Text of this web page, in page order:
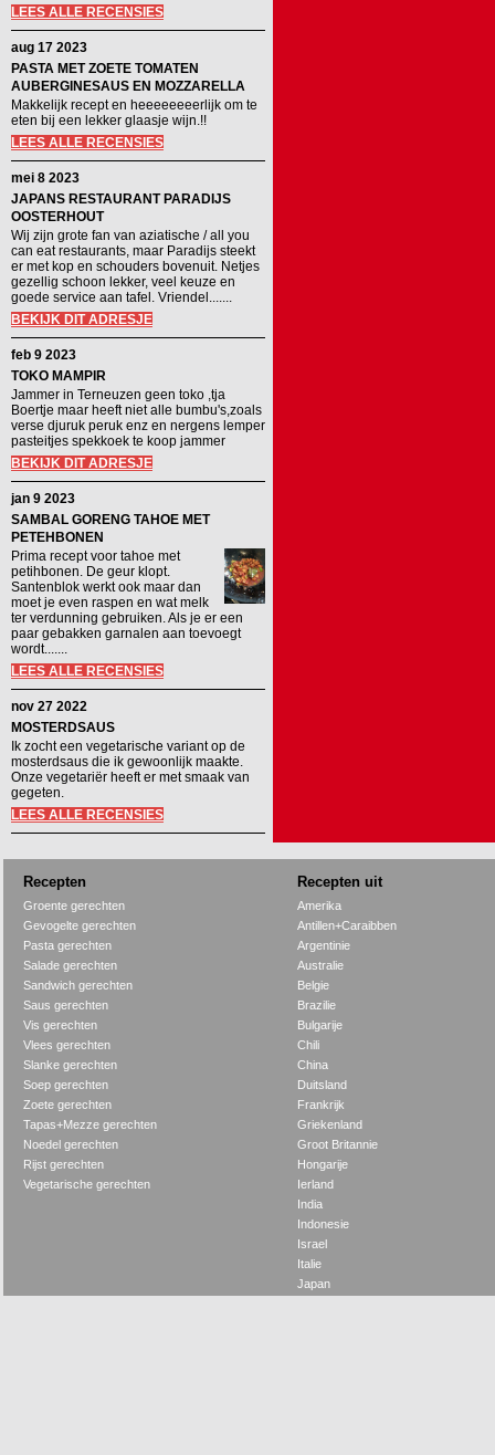
LEES ALLE RECENSIES
aug 17 2023
PASTA MET ZOETE TOMATEN
AUBERGINESAUS EN MOZZARELLA
Makkelijk recept en heeeeeeeerlijk om te
eten bij een lekker glaasje wijn.!!
LEES ALLE RECENSIES
mei 8 2023
JAPANS RESTAURANT PARADIJS
OOSTERHOUT
Wij zijn grote fan van aziatische / all you
can eat restaurants, maar Paradijs steekt
er met kop en schouders bovenuit. Netjes
gezellig schoon lekker, veel keuze en
goede service aan tafel. Vriendel.......
BEKIJK DIT ADRESJE
feb 9 2023
TOKO MAMPIR
Jammer in Terneuzen geen toko ,tja
Boertje maar heeft niet alle bumbu's,zoals
verse djuruk peruk enz en nergens lemper
pasteitjes spekkoek te koop jammer
BEKIJK DIT ADRESJE
jan 9 2023
SAMBAL GORENG TAHOE MET
PETEHBONEN
Prima recept voor tahoe met
petihbonen. De geur klopt.
Santenblok werkt ook maar dan
moet je even raspen en wat melk
ter verdunning gebruiken. Als je er een
paar gebakken garnalen aan toevoegt
wordt.......
LEES ALLE RECENSIES
nov 27 2022
MOSTERDSAUS
Ik zocht een vegetarische variant op de
mosterdsaus die ik gewoonlijk maakte.
Onze vegetariër heeft er met smaak van
gegeten.
LEES ALLE RECENSIES
Recepten Recepten uit
Groente gerechten
Gevogelte gerechten
Pasta gerechten
Salade gerechten
Sandwich gerechten
Saus gerechten
Vis gerechten
Vlees gerechten
Slanke gerechten
Soep gerechten
Zoete gerechten
Tapas+Mezze gerechten
Noedel gerechten
Rijst gerechten
Vegetarische gerechten
Amerika
Antillen+Caraibben
Argentinie
Australie
Belgie
Brazilie
Bulgarije
Chili
China
Duitsland
Frankrijk
Griekenland
Groot Britannie
Hongarije
Ierland
India
Indonesie
Israel
Italie
Japan